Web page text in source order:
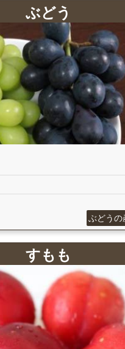
ぶどう
ぶどうの
すもも